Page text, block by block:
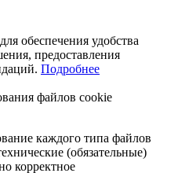
обеспечения удобства
предоставления
Подробнее
файлов cookie
каждого типа файлов
(обязательные)
корректное